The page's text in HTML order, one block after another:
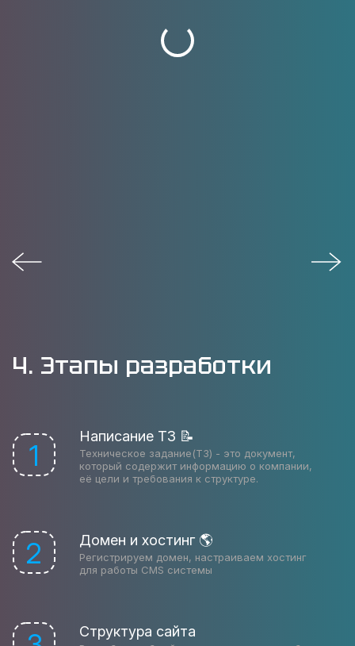
4. Этапы разработки
1
Написание ТЗ 📝
Техническое задание(ТЗ) - это документ,
который содержит информацию о компании,
её цели и требования к структуре.
2 Домен и хостинг 🌎
Регистрируем домен, настраиваем хостинг
для работы CMS системы
Структура сайта